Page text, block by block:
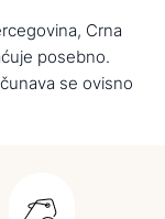
Crna
posebno.
se ovisno